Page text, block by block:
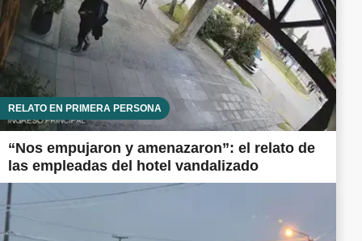
RELATO EN PRIMERA PERSONA
“Nos empujaron y amenazaron”: el relato de
las empleadas del hotel vandalizado